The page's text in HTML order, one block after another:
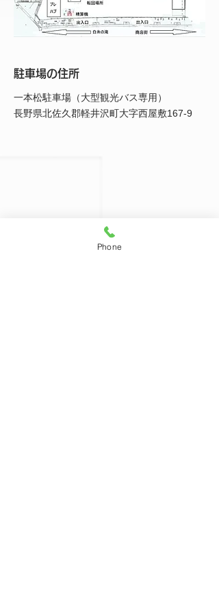
駐車場の住所
一本松駐車場（大型観光バス専用）
長野県北佐久郡軽井沢町大字西屋敷167-9
Phone